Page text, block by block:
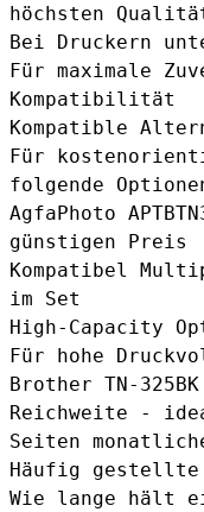
höchsten
Bei Druckern
Für maximale
Kompatibilität
Kompatible
Für
folgende
AgfaPhoto
günstigen Preis
Kompatibel
im Set
High-Capacity
Für hohe
Brother TN-325BK
Reichweite -
Seiten
Häufig gestellte
Wie lange hält